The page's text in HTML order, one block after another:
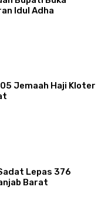
Idul Adha
Jemaah Haji Kloter
Lepas 376
Barat